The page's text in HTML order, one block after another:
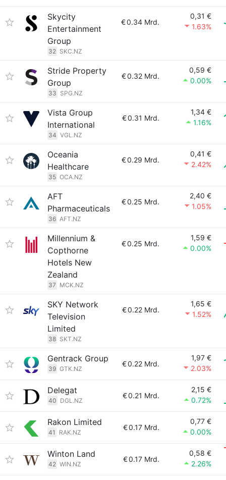
Skycity
Entertainment
Group
32 SKC.NZ
€0.34 Mrd.
0,31 €
1.63%
Stride Property
Group
33 SPG.NZ
€0.32 Mrd.
0,59 €
0.00%
Vista Group
International
34 VGL.NZ
€0.31 Mrd.
1,34 €
1.16%
Oceania
Healthcare
35 OCA.NZ
€0.29 Mrd.
0,41 €
2.42%
AFT
Pharmaceuticals
36 AFT.NZ
€0.25 Mrd.
2,40 €
1.05%
Millennium &
Copthorne
Hotels New
Zealand
37 MCK.NZ
€0.25 Mrd.
1,59 €
0.00%
SKY Network
Television
Limited
38 SKT.NZ
€0.22 Mrd.
1,65 €
1.52%
Gentrack Group
39 GTK.NZ
€0.22 Mrd.
1,97 €
2.03%
Delegat
40 DGL.NZ
€0.21 Mrd.
2,15 €
0.72%
Rakon Limited
41 RAK.NZ
€0.17 Mrd.
0,77 €
0.00%
Winton Land
42 WIN.NZ
€0.17 Mrd.
0,58 €
2.26%